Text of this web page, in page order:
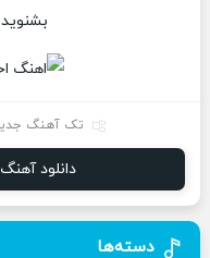
تک آهنگ
دانلود
دسته‌ها